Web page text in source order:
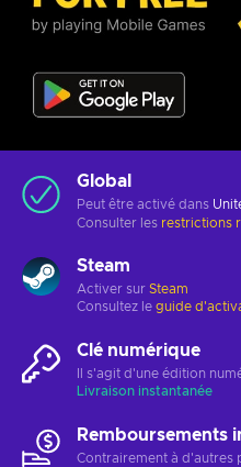
Global
Peut être activé dans
Consulter les restrictions
Steam
Activer sur Steam
Consultez le guide
Clé numérique
Il s'agit d'une édition
Livraison instantanée
Remboursements
Contrairement à d'autres